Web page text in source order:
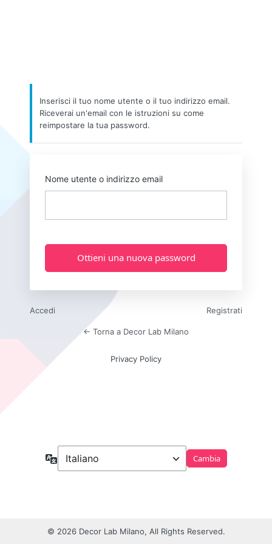
Inserisci il tuo nome utente o il tuo indirizzo email.
Riceverai un'email con le istruzioni su come
reimpostare la tua password.
Nome utente o indirizzo email
Accedi Registrati
← Torna a Decor Lab Milano
Privacy Policy
Lingua
© 2026 Decor Lab Milano, All Rights Reserved.